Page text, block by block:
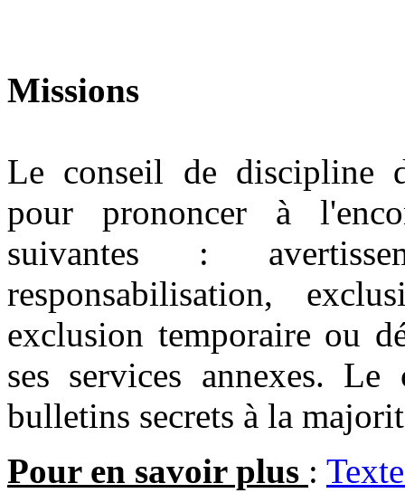
Missions
Le conseil de discipline
pour prononcer à
suivantes :
responsabilisation,
exclusion temporaire ou
ses services annexes.
bulletins secrets à la
Pour en savoir plus :